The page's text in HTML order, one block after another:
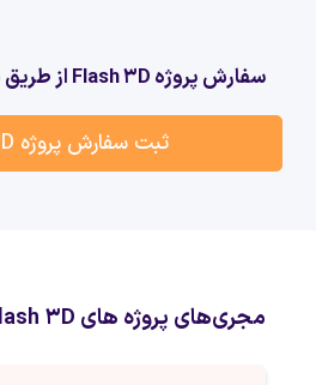
سفارش پروژه Flash 3D از طریق پارس‌کدرز
ثبت سفارش پروژه Flash 3D
مجری‌های پروژه های Flash 3D